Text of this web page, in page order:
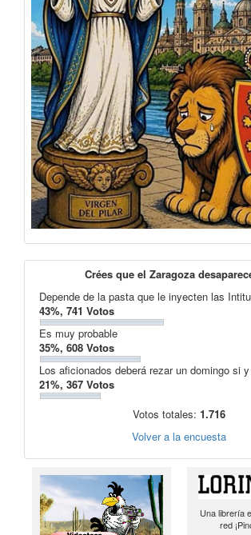
Crées que el Zaragoza
Depende de la pasta que le inyecten las
43%, 741 Votos
Es muy probable
35%, 608 Votos
Los aficionados deberá rezar un domingo si
21%, 367 Votos
Votos totales: 1.716
Volver a la encuesta
Una librería
red